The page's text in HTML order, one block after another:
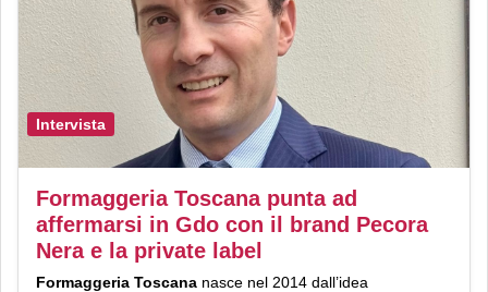
Intervista
Formaggeria Toscana punta ad
affermarsi in Gdo con il brand Pecora
Nera e la private label
Formaggeria Toscana nasce nel 2014 dall’idea